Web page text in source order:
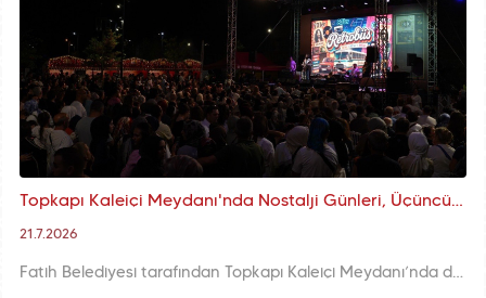
Topkapı Kaleiçi Meydanı'nda Nostalji Günleri, Üçüncü Gününde de Şehir Hatıralarını Yaşatmaya Devam Ediyor
21.7.2026
Fatih Belediyesi tarafından Topkapı Kaleiçi Meydanı’nda düzenlenen Nostalji Günleri, üçüncü gününde de yoğun katılımla devam etti. Nostalji dolu etkinlikler, Kahoot bilgi yarışmaları ve Retrobüs konseriyle Topkapı Kaleiçi Meydanı, her yaştan vatandaşımızın buluşma noktası oldu.